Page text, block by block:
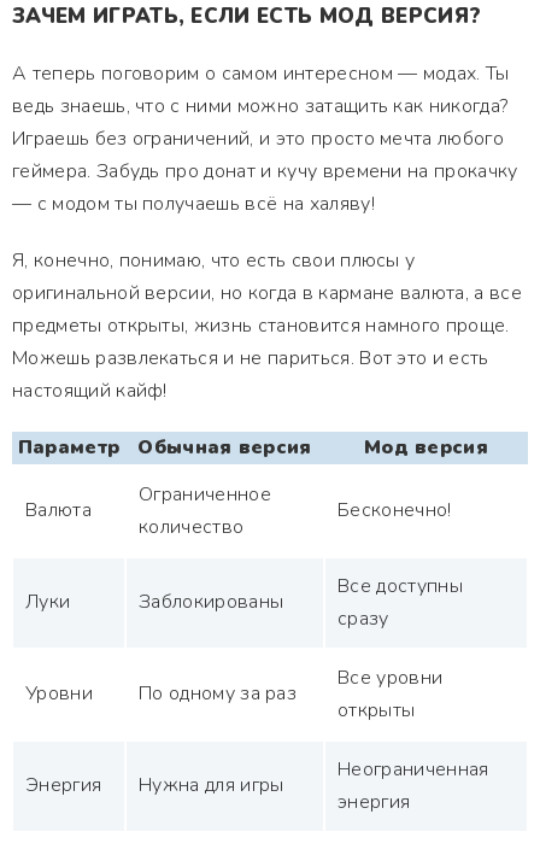
ЗАЧЕМ ИГРАТЬ, ЕСЛИ ЕСТЬ МОД ВЕРСИЯ?
А теперь поговорим о самом интересном — модах. Ты
ведь знаешь, что с ними можно затащить как никогда?
Играешь без ограничений, и это просто мечта любого
геймера. Забудь про донат и кучу времени на прокачку
— с модом ты получаешь всё на халяву!
Я, конечно, понимаю, что есть свои плюсы у
оригинальной версии, но когда в кармане валюта, а все
предметы открыты, жизнь становится намного проще.
Можешь развлекаться и не париться. Вот это и есть
настоящий кайф!
Параметр Обычная версия Мод версия
Валюта
Ограниченное
количество
Бесконечно!
Луки Заблокированы
Все доступны
сразу
Уровни По одному за раз
Все уровни
открыты
Энергия Нужна для игры
Неограниченная
энергия